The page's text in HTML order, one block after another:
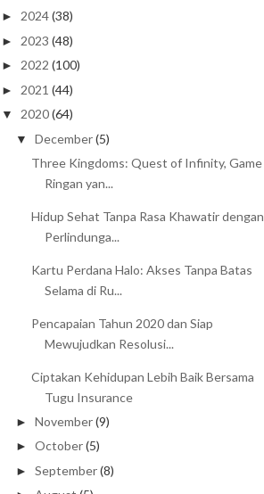
► 2024 (38)
► 2023 (48)
► 2022 (100)
► 2021 (44)
▼ 2020 (64)
▼ December(5)
Three Kingdoms: Quest of Infinity, Game
Ringan yan...
Hidup Sehat Tanpa Rasa Khawatir dengan
Perlindunga...
Kartu Perdana Halo: Akses Tanpa Batas
Selama di Ru...
Pencapaian Tahun 2020 dan Siap
Mewujudkan Resolusi...
Ciptakan Kehidupan Lebih Baik Bersama
Tugu Insurance
►November(9)
►October(5)
►September(8)